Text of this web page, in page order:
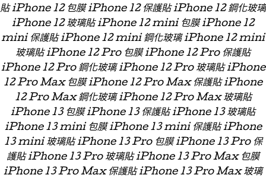
貼 iPhone 12 包膜 iPhone 12 保護貼 iPhone 12 鋼化玻璃
iPhone 12 玻璃貼 iPhone 12 mini 包膜 iPhone 12
mini 保護貼 iPhone 12 mini 鋼化玻璃 iPhone 12 mini
玻璃貼 iPhone 12 Pro 包膜 iPhone 12 Pro 保護貼
iPhone 12 Pro 鋼化玻璃 iPhone 12 Pro 玻璃貼 iPhone
12 Pro Max 包膜 iPhone 12 Pro Max 保護貼 iPhone
12 Pro Max 鋼化玻璃 iPhone 12 Pro Max 玻璃貼
iPhone 13 包膜 iPhone 13 保護貼 iPhone 13 玻璃貼
iPhone 13 mini 包膜 iPhone 13 mini 保護貼 iPhone
13 mini 玻璃貼 iPhone 13 Pro 包膜 iPhone 13 Pro 保
護貼 iPhone 13 Pro 玻璃貼 iPhone 13 Pro Max 包膜
iPhone 13 Pro Max 保護貼 iPhone 13 Pro Max 玻璃